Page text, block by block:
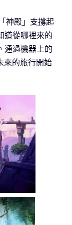
神殿」支撐起
道從哪裡來的
通過機器上的
來的旅行開始